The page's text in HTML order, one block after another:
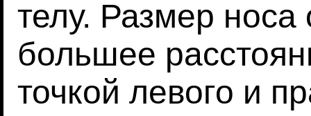
телу. Размер носа
большее
точкой левого и